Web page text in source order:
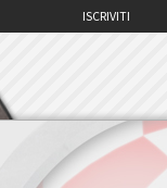
ISCRIVITI